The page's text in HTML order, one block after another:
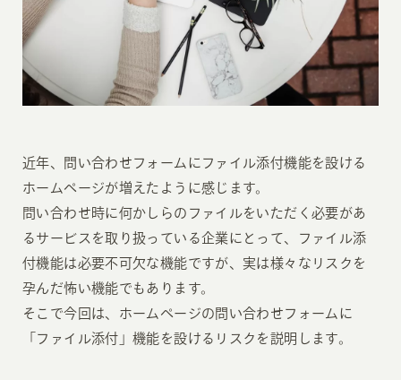
近年、問い合わせフォームにファイル添付機能を設ける
ホームページが増えたように感じます。
問い合わせ時に何かしらのファイルをいただく必要があ
るサービスを取り扱っている企業にとって、ファイル添
付機能は必要不可欠な機能ですが、実は様々なリスクを
孕んだ怖い機能でもあります。
そこで今回は、ホームページの問い合わせフォームに
「ファイル添付」機能を設けるリスクを説明します。